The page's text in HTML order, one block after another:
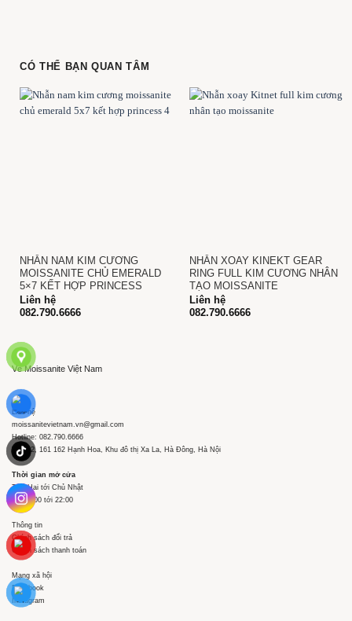
CÓ THỂ BẠN QUAN TÂM
NHẪN NAM KIM CƯƠNG
MOISSANITE CHỦ EMERALD
5×7 KẾT HỢP PRINCESS
Liên hệ
082.790.6666
NHẪN XOAY KINEKT GEAR
RING FULL KIM CƯƠNG NHÂN
TẠO MOISSANITE
Liên hệ
082.790.6666
Về Moissanite Việt Nam
Thông tin
Chính sách đổi trả
Chính sách thanh toán
Thời gian mở cửa
Thứ Hai tới Chủ Nhật
Từ 09:00 tới 22:00
Liên hệ
moissanitevietnam.vn@gmail.com
Hotline: 082.790.6666
Tầng 2, 161 162 Hạnh Hoa, Khu đô thị Xa La, Hà Đông, Hà Nội
Mạng xã hội
Facebook
Instagram